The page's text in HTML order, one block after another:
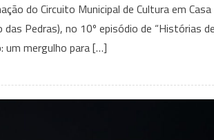
Pagodinho,
Flávio
Venturini,
Affonsinho
e
do Circuito Municipal de Cultura em
Pedras), no 10º episódio de “Histórias
um mergulho para […]